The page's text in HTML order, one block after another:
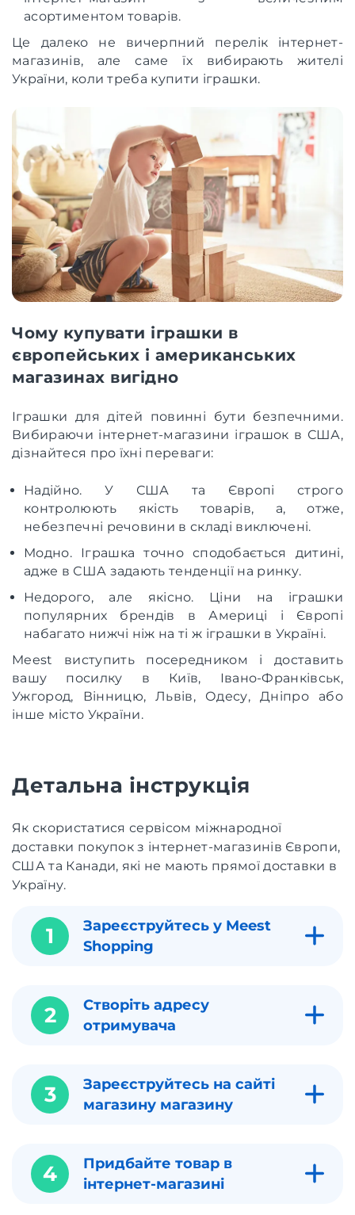
асортиментом товарів.
Це далеко не вичерпний перелік інтернет-
магазинів, але саме їх вибирають жителі
України, коли треба купити іграшки.
Чому купувати іграшки в
європейських і американських
магазинах вигідно
Іграшки для дітей повинні бути безпечними.
Вибираючи інтернет-магазини іграшок в США,
дізнайтеся про їхні переваги:
Надійно. У США та Європі строго
контролюють якість товарів, а, отже,
небезпечні речовини в складі виключені.
Модно. Іграшка точно сподобається дитині,
адже в США задають тенденції на ринку.
Недорого, але якісно. Ціни на іграшки
популярних брендів в Америці і Європі
набагато нижчі ніж на ті ж іграшки в Україні.
Meest виступить посередником і доставить
вашу посилку в Київ, Івано-Франківськ,
Ужгород, Вінницю, Львів, Одесу, Дніпро або
інше місто України.
Детальна інструкція
Як скористатися сервісом міжнародної
доставки покупок з інтернет-магазинів Європи,
США та Канади, які не мають прямої доставки в
Україну.
1
Зареєструйтесь у Meest
Shopping
2
Створіть адресу
отримувача
3
Зареєструйтесь на сайті
магазину магазину
4
Придбайте товар в
інтернет-магазині